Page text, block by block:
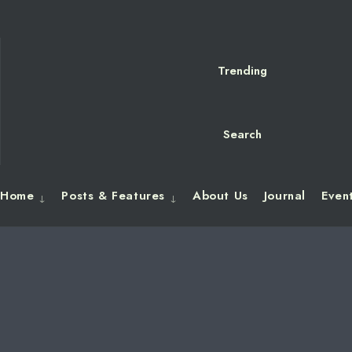
Trending
Search
Home Posts & Features About Us Journal